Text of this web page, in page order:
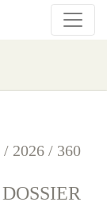
/ 2026 / 360
DOSSIER